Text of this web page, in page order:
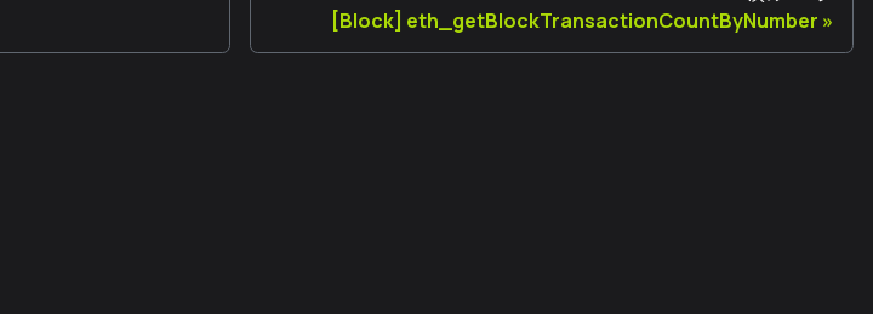
[Block] eth_getBlockTransactionCountByNumber